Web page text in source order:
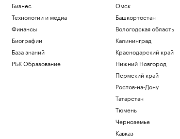
Бизнес
Технологии и медиа
Финансы
Биографии
База знаний
РБК Образование
Омск
Башкортостан
Вологодская область
Калининград
Краснодарский край
Нижний Новгород
Пермский край
Ростов-на-Дону
Татарстан
Тюмень
Черноземье
Кавказ